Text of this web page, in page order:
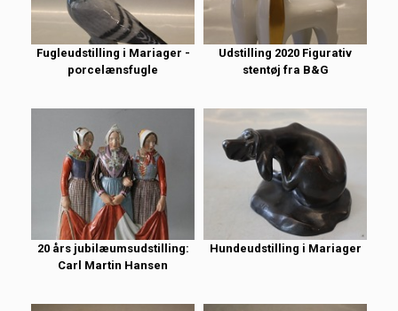
Fugleudstilling i Mariager -
porcelænsfugle
Udstilling 2020 Figurativ
stentøj fra B&G
20 års jubilæumsudstilling:
Carl Martin Hansen
Hundeudstilling i Mariager